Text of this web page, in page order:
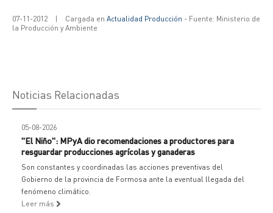
07-11-2012 | Cargada en Actualidad Producción - Fuente: Ministerio de
la Producción y Ambiente
Noticias Relacionadas
05-08-2026
"El Niño": MPyA dio recomendaciones a productores para
resguardar producciones agrícolas y ganaderas
Son constantes y coordinadas las acciones preventivas del
Gobierno de la provincia de Formosa ante la eventual llegada del
fenómeno climático.
Leer más